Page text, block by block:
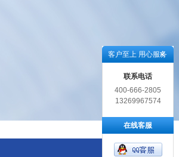
客户至上 用心服务
联系电话
400-666-2805
13269967574
在线客服